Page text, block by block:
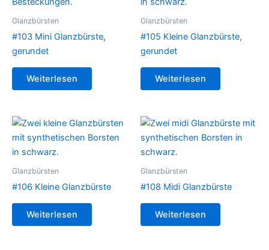
Glanzbürsten
#103 Mini Glanzbürste,
gerundet
Weiterlesen
Glanzbürsten
#105 Kleine Glanzbürste,
gerundet
Weiterlesen
Glanzbürsten
#106 Kleine Glanzbürste
Weiterlesen
Glanzbürsten
#108 Midi Glanzbürste
Weiterlesen